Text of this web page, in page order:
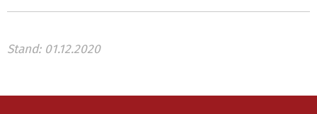
Stand: 01.12.2020